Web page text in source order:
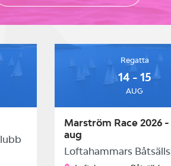
Regatta
14 - 15
AUG
Marström Race 2026 -
aug
Loftahammars